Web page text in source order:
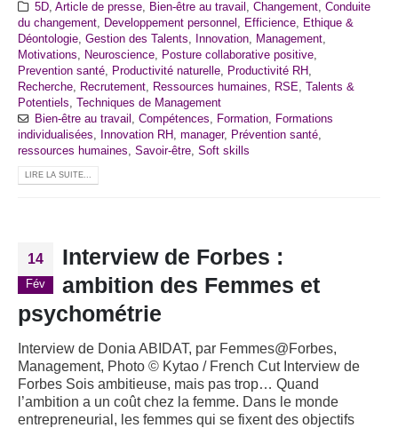
5D, Article de presse, Bien-être au travail , Changement, Conduite
du changement, Developpement personnel , Efficience, Ethique &
Déontologie, Gestion des Talents, Innovation, Management,
Motivations, Neuroscience, Posture collaborative positive,
Prevention santé, Productivité naturelle, Productivité RH,
Recherche, Recrutement, Ressources humaines, RSE,
Talents &
Potentiels,
Techniques de Management
Bien-être au travail , Compétences, Formation, Formations
individualisées, Innovation RH, manager, Prévention santé,
ressources humaines, Savoir-être, Soft skills
LIRE LA SUITE...
14
Fév
Interview de Forbes :
ambition des Femmes et
psychométrie
Interview de Donia ABIDAT, par Femmes@Forbes,
Management, Photo © Kytao / French Cut Interview de
Forbes Sois ambitieuse, mais pas trop… Quand
l’ambition a un coût chez la femme. Dans le monde
entrepreneurial, les femmes qui se fixent des objectifs